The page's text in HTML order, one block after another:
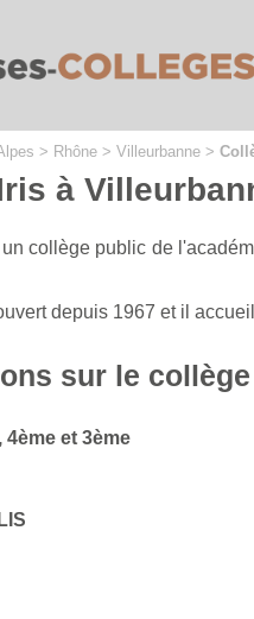
> Rhône > Villeurbanne >
à
collège public de
depuis 1967 et il
sur le collège
4ème et 3ème